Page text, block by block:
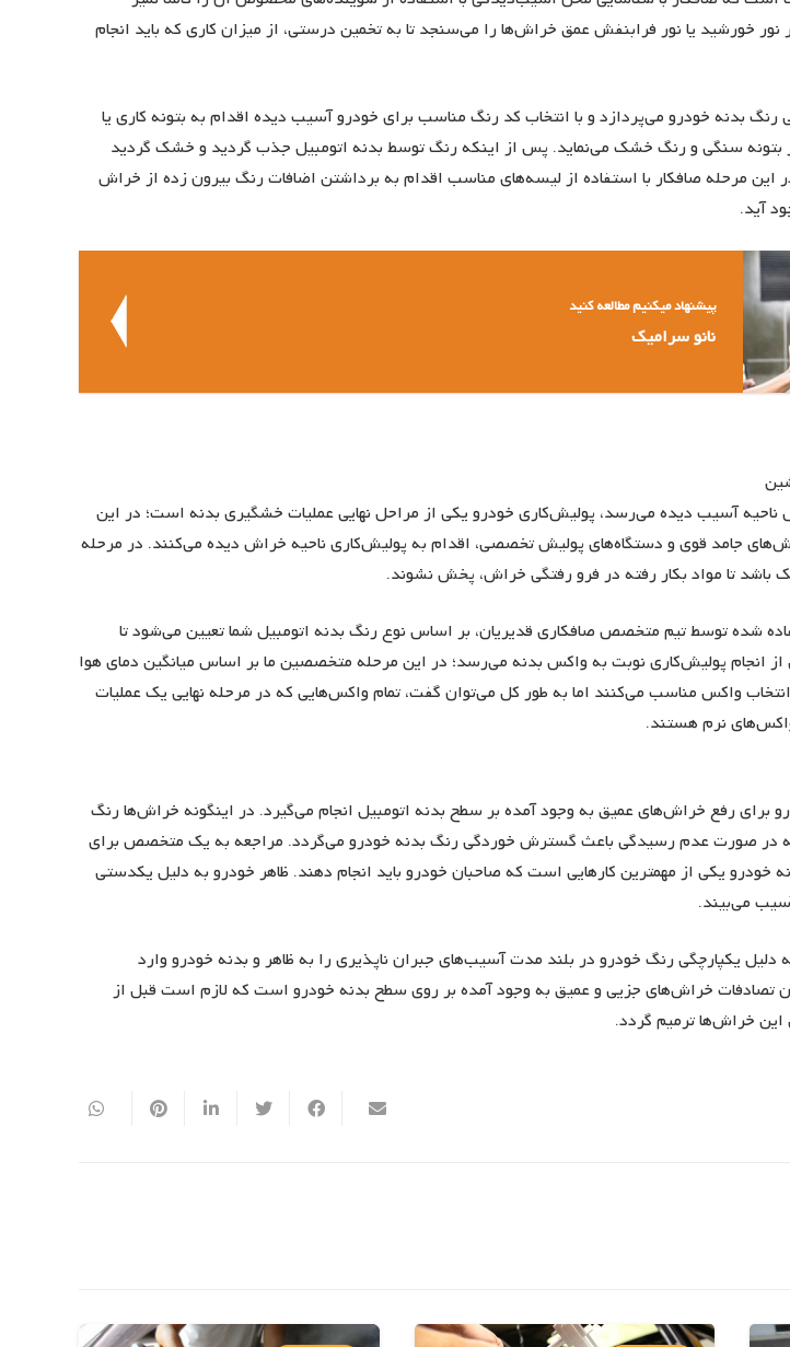
نور خورشید یا نور فرابنفش عمق خراش‌ها را می‌سنجد تا به تخمین درستی، از میزان کاری که باید انجام
بدنه خودرو می‌پردازد و با انتخاب کد رنگ مناسب برای خودرو آسیب دیده اقدام به بتونه کاری یا
بتونه سنگی و رنگ خشک می‌نماید. پس از اینکه رنگ توسط بدنه اتومبیل جذب گردید و خشک گردید
مرحله صافکار با استفاده از لیسه‌های مناسب اقدام به برداشتن اضافات رنگ بیرون زده از خراش
آید.
پیشنهاد میکنیم مطالعه کنید
نانو سرامیک
آسیب دیده می‌رسد، پولیش‌کاری خودرو یکی از مراحل نهایی عملیات خشگیری بدنه است؛ در این
جامد قوی و دستگاه‌های پولیش تخصصی، اقدام به پولیش‌کاری ناحیه خراش دیده می‌کنند. در مرحله
باشد تا مواد بکار رفته در فرو رفتگی خراش، پخش نشوند.
شده توسط تیم متخصص صافکاری قدیریان، بر اساس نوع رنگ بدنه اتومبیل شما تعیین می‌شود تا
انجام پولیش‌کاری نوبت به واکس بدنه می‌رسد؛ در این مرحله متخصصین ما بر اساس میانگین دمای هوا
واکس مناسب می‌کنند اما به طور کل می‌توان گفت، تمام واکس‌هایی که در مرحله نهایی یک عملیات
نرم هستند.
برای رفع خراش‌های عمیق به وجود آمده بر سطح بدنه اتومبیل انجام می‌گیرد. در اینگونه خراش‌ها رنگ
در صورت عدم رسیدگی باعث گسترش خوردگی رنگ بدنه خودرو می‌گردد. مراجعه به یک متخصص برای
یکی از مهمترین کارهایی است که صاحبان خودرو باید انجام دهند. ظاهر خودرو به دلیل یکدستی
می‌بیند.
یکپارچگی رنگ خودرو در بلند مدت آسیب‌های جبران ناپذیری را به ظاهر و بدنه خودرو وارد
تصادفات خراش‌های جزیی و عمیق به وجود آمده بر روی سطح بدنه خودرو است که لازم است قبل از
این خراش‌ها ترمیم گردد.